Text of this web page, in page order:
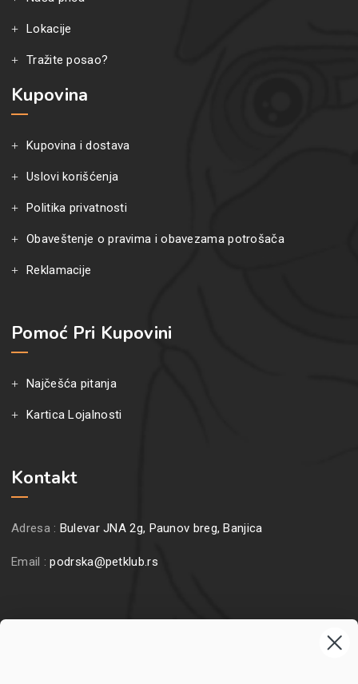
Lokacije
Tražite posao?
Kupovina
Kupovina i dostava
Uslovi korišćenja
Politika privatnosti
Obaveštenje o pravima i obavezama potrošača
Reklamacije
Pomoć Pri Kupovini
Najčešća pitanja
Kartica Lojalnosti
Kontakt
Adresa : Bulevar JNA 2g, Paunov breg, Banjica
Email :podrska@petklub.rs